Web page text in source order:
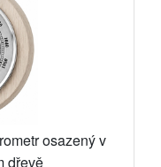
osazený v
dřevě